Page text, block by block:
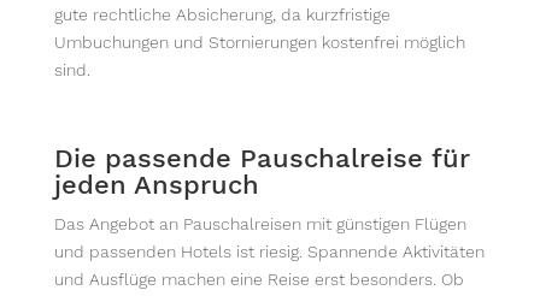
gute rechtliche Absicherung, da kurzfristige
Umbuchungen und Stornierungen kostenfrei möglich
sind.
Die passende Pauschalreise für
jeden Anspruch
Das Angebot an Pauschalreisen mit günstigen Flügen
und passenden Hotels ist riesig. Spannende Aktivitäten
und Ausflüge machen eine Reise erst besonders. Ob